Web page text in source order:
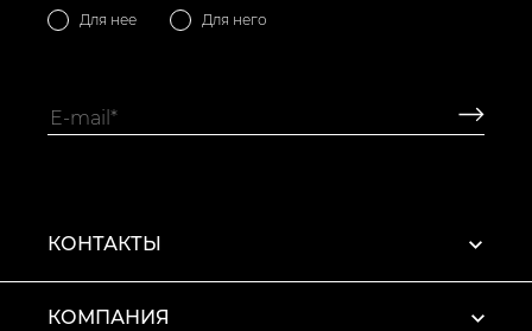
Для нее Для него
КОНТАКТЫ
КОМПАНИЯ